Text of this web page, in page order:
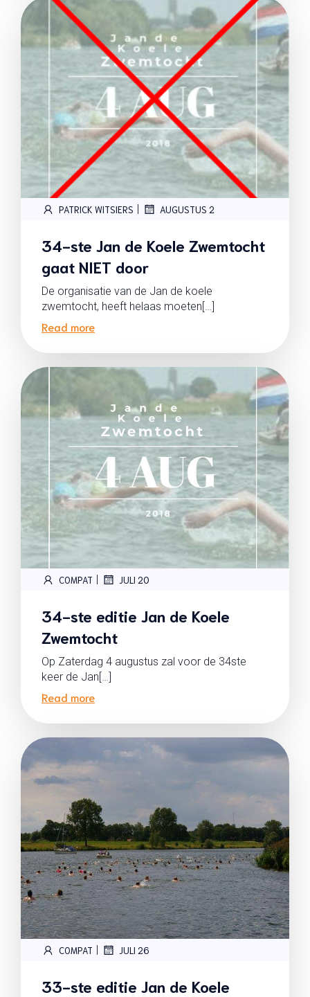
PATRICK WITSIERS | AUGUSTUS 2
34-ste Jan de Koele Zwemtocht
gaat NIET door
De organisatie van de Jan de koele
zwemtocht, heeft helaas moeten[…]
Read more
COMPAT | JULI 20
34-ste editie Jan de Koele
Zwemtocht
Op Zaterdag 4 augustus zal voor de 34ste
keer de Jan[…]
Read more
COMPAT | JULI 26
33-ste editie Jan de Koele